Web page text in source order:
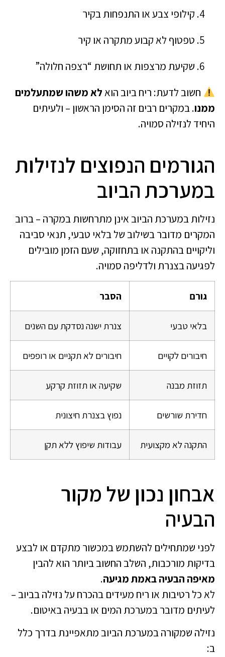
קילופי צבע או התנפחות בקיר
טפטוף לא קבוע מתקרה או קיר
שקיעת מרצפות או תחושת “רצפה חלולה”
חשוב לדעת: ריח ביוב הואלא משהו שמתעלמים
ממנו. במקרים רבים זה הסימן הראשון – ולעיתים
היחיד לנזילה סמויה.
הגורמים הנפוצים לנזילות
במערכת הביוב
נזילות במערכת הביוב אינן מתרחשות במקרה – ברוב
המקרים מדובר בשילוב של בלאי טבעי, תנאי סביבה
וליקויים בהתקנה או בתחזוקה, שעם הזמן מובילים
לפגיעה בצנרת ולדליפה סמויה.
גורם הסבר
בלאי טבעי צנרת ישנה נסדקת עם השנים
חיבורים לקויים חיבורים לא תקניים או רופפים
תזוזת מבנה שקיעה או תזוזת קרקע
חדירת שורשים נפוץ בצנרת חיצונית
התקנה לא מקצועית עבודות שיפוץ ללא תקן
אבחון נכון של מקור
הבעיה
לפני שמתחילים להשתמש במכשור מתקדם או לבצע
בדיקות מורכבות, השלב החשוב ביותר הוא להבין
מאיפה הבעיה באמת מגיעה.
לא כל רטיבות או ריח מעידים בהכרח על נזילה בביוב –
לעיתים מדובר במערכת המים או בבעיה באיטום.
נזילה שמקורה במערכת הביוב מתאפיינת בדרך כלל
ב: